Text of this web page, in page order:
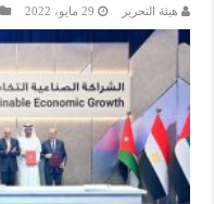
هيئة التحرير 29 مايو، 2022